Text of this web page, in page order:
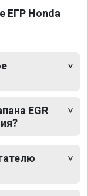
ЕГР Honda
EGR